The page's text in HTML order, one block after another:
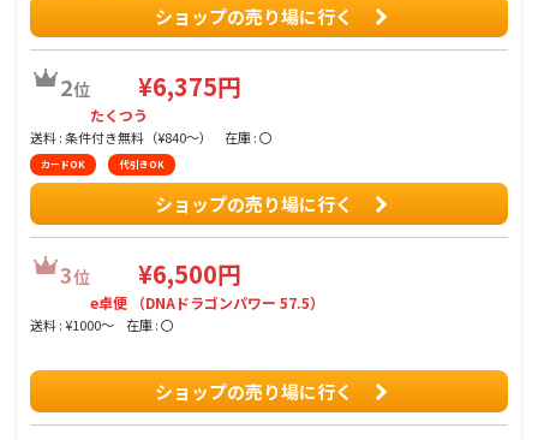
ショップの売り場に行く
2位 ¥6,375円
たくつう
送料 : 条件付き無料（¥840〜） 在庫 : 〇
カードOK 代引きOK
ショップの売り場に行く
3位 ¥6,500円
e卓便 （DNAドラゴンパワー 57.5）
送料 : ¥1000〜 在庫 : 〇
ショップの売り場に行く